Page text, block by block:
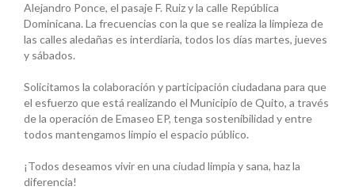
Alejandro Ponce, el pasaje F. Ruiz y la calle República
Dominicana. La frecuencias con la que se realiza la limpieza de
las calles aledañas es interdiaria, todos los días martes, jueves
y sábados.
Solicitamos la colaboración y participación ciudadana para que
el esfuerzo que está realizando el Municipio de Quito, a través
de la operación de Emaseo EP, tenga sostenibilidad y entre
todos mantengamos limpio el espacio público.
¡Todos deseamos vivir en una ciudad limpia y sana, haz la
diferencia!